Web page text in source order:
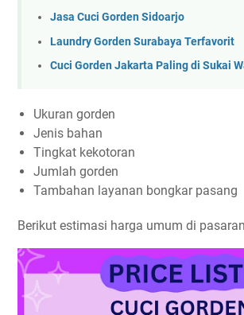
Jasa Cuci Gorden Sidoarjo
Laundry Gorden Surabaya Terfavorit
Cuci Gorden Jakarta Paling di Sukai
Ukuran gorden
Jenis bahan
Tingkat kekotoran
Jumlah gorden
Tambahan layanan bongkar pasang
Berikut estimasi harga umum di